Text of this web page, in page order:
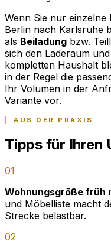
Wenn Sie nur
Berlin nach Karlsruhe
als Beiladung bzw.
sich den Laderaum
kompletten Haushalt
in der Regel die
Ihr Volumen in der
Variante vor.
AUS DER PRAXIS
Tipps für Ihren
01
Wohnungsgröße früh
und Möbelliste macht
Strecke belastbar.
02